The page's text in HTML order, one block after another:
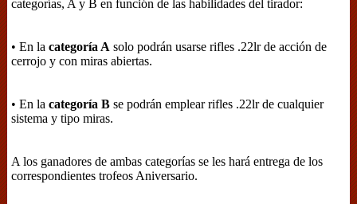
categorías, A y B en función de las habilidades del tirador:
• En la categoría A solo podrán usarse rifles .22lr de acción de
cerrojo y con miras abiertas.
• En la categoría B se podrán emplear rifles .22lr de cualquier
sistema y tipo miras.
A los ganadores de ambas categorías se les hará entrega de los
correspondientes trofeos Aniversario.